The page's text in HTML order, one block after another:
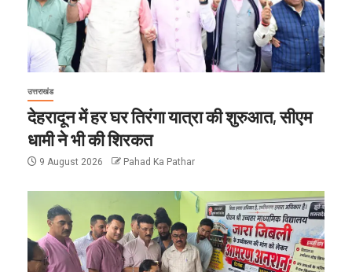
उत्तराखंड
देहरादून में हर घर तिरंगा यात्रा की शुरुआत, सीएम
धामी ने भी की शिरकत
9 August 2026 Pahad Ka Pathar